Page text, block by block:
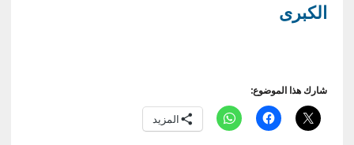
الكبرى
شارك هذا الموضوع:
المزيد